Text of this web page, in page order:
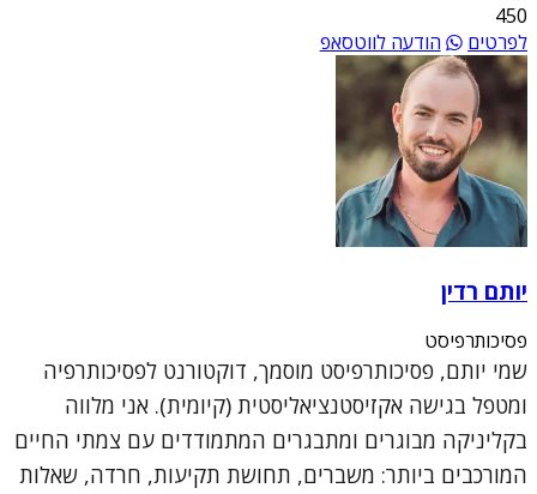
450
לפרטים
הודעה לווטסאפ
יותם רדין
פסיכותרפיסט
שמי יותם, פסיכותרפיסט מוסמך, דוקטורנט לפסיכותרפיה
ומטפל בגישה אקזיסטנציאליסטית (קיומית). אני מלווה
בקליניקה מבוגרים ומתבגרים המתמודדים עם צמתי החיים
המורכבים ביותר: משברים, תחושת תקיעות, חרדה, שאלות